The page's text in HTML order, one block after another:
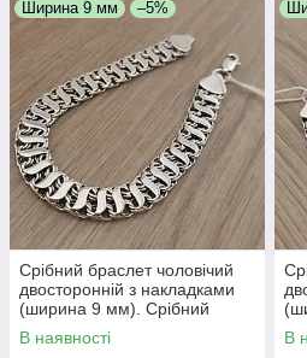
Ширина 9 мм –5%
Срібний браслет чоловічий
двосторонній з накладками
(ширина 9 мм). Срібний
браслет широкий на руку.
19,5 см
В наявності
см
В